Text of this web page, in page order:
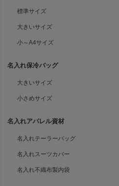
標準サイズ
大きいサイズ
小～A4サイズ
名入れ保冷バッグ
大きいサイズ
小さめサイズ
名入れアパレル資材
名入れテーラーバッグ
名入れスーツカバー
名入れ不織布製内袋